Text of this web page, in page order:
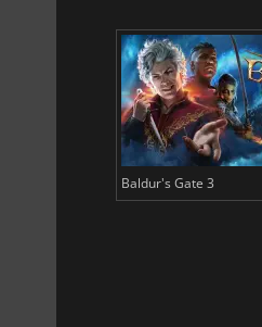
Baldur's Gate 3